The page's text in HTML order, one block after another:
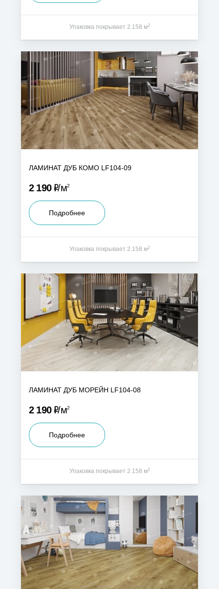
Упаковка покрывает 2.158 м2
ЛАМИНАТ ДУБ КОМО LF104-09
2 190Р м2
Подробнее
Упаковка покрывает 2.158 м2
ЛАМИНАТ ДУБ МОРЕЙН LF104-08
2 190Р м2
Подробнее
Упаковка покрывает 2.158 м2